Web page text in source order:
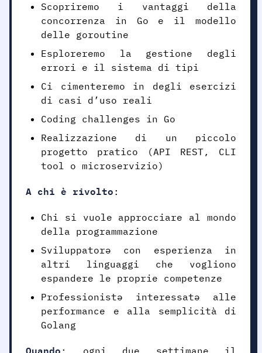
Scopriremo i vantaggi della
concorrenza in Go e il modello
delle goroutine
Esploreremo la gestione degli
errori e il sistema di tipi
Ci cimenteremo in degli esercizi
di casi d’uso reali
Coding challenges in Go
Realizzazione di un piccolo
progetto pratico (API REST, CLI
tool o microservizio)
A chi è rivolto :
Chi si vuole approcciare al mondo
della programmazione
Sviluppatorə con esperienza in
altri linguaggi che vogliono
espandere le proprie competenze
Professionistə interessatə alle
performance e alla semplicità di
Golang
: ogni due settimane il